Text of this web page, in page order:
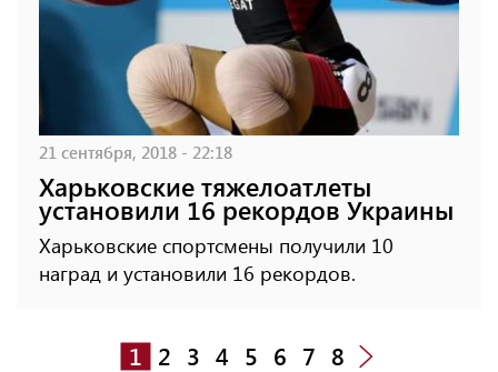
21 сентября, 2018 - 22:18
Харьковские тяжелоатлеты
установили 16 рекордов Украины
Харьковские спортсмены получили 10
наград и установили 16 рекордов.
1 2 3 4 5 6 7 8